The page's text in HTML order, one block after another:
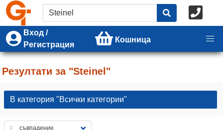
Вход /
Регистрация
Кошница
Резултати за "Steinel"
В категория "Всички категории"